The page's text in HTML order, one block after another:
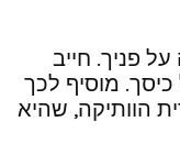
פניך. חייב
מוסיף לכך
הוותיקה, שהיא